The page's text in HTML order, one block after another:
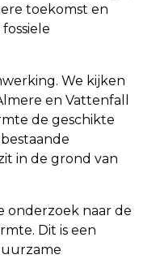
toekomst en
We kijken
en Vattenfall
de geschikte
in de grond van
onderzoek naar de
Dit is een